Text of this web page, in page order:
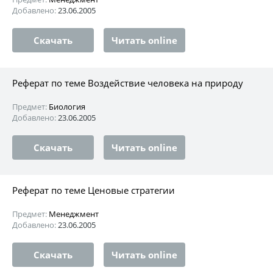
Добавлено:23.06.2005
Скачать Читать online
Реферат по теме Воздействие человека на природу
Предмет: Биология
Добавлено:23.06.2005
Скачать Читать online
Реферат по теме Ценовые стратегии
Предмет: Менеджмент
Добавлено:23.06.2005
Скачать Читать online